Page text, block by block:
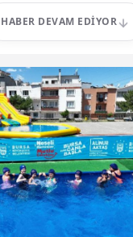
HABER DEVAM EDIYOR